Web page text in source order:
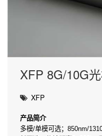
XFP 8G/10G
XFP
产品简介
多模/单模可选；850nm/